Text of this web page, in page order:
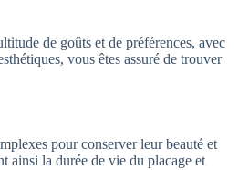
de goûts et de préférences, avec
vous êtes assuré de trouver
pour conserver leur beauté et
ainsi la durée de vie du placage et